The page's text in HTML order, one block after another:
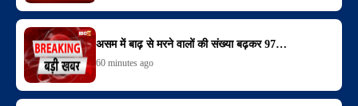
असम में बाढ़ से मरने वालों की संख्या बढ़कर 97…
60 minutes ago